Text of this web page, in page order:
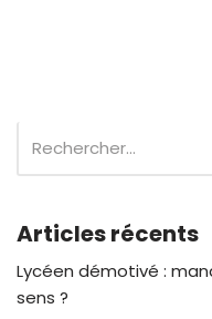
Articles récents
Lycéen démotivé :
sens ?